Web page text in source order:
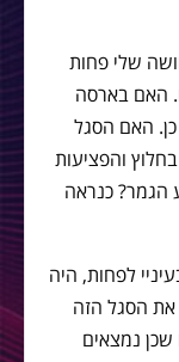
שלי פחות
האם בארסה
כן. האם הסגל
והפציעות
הגמר? כנראה
לפחות, היה
את הסגל הזה
נמצאים